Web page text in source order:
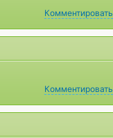
Комментировать
Комментировать